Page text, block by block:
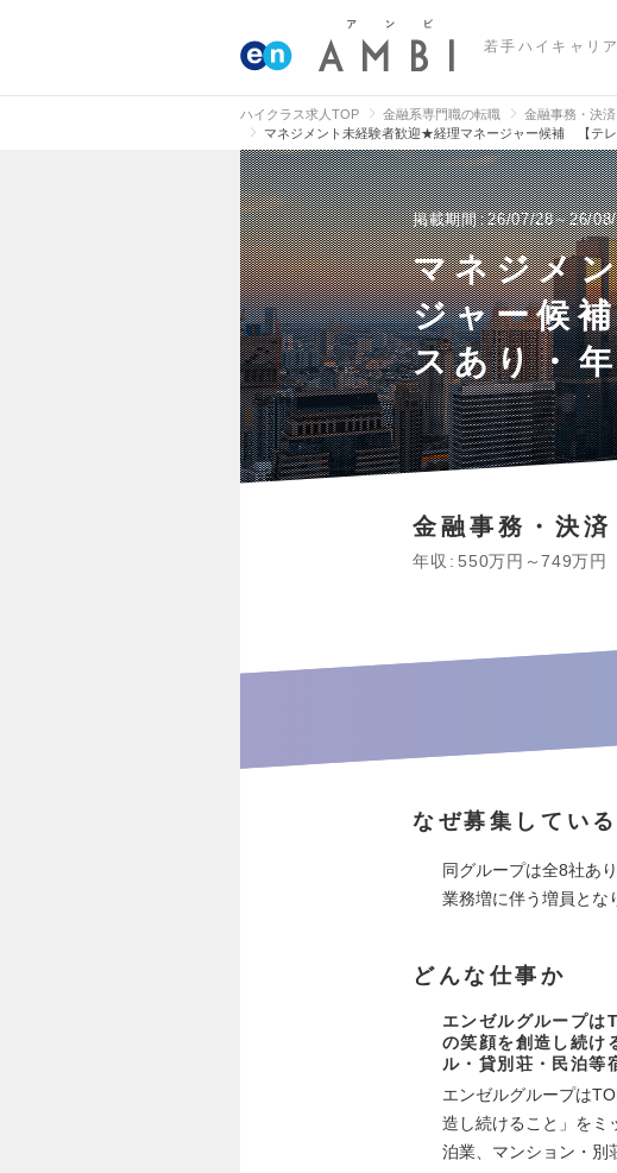
若手ハイキャリ
ハイクラス求人TOP 金融系専門職の転職
金融事務・決
マネジメント未経験者歓迎★経理マネージャー候補 【テ
掲載期間 26/07/28～26/
マネジメ
ジャー候
スあり・
金融事務・決
年収 550万円～749万円
なぜ募集してい
同グループは全8社あ
業務増に伴う増員とな
どんな仕事か
エンゼルグループ
の笑顔を創造し続け
ル・貸別荘・民泊等
エンゼルグループは
造し続けること」をミ
泊業、マンション・別